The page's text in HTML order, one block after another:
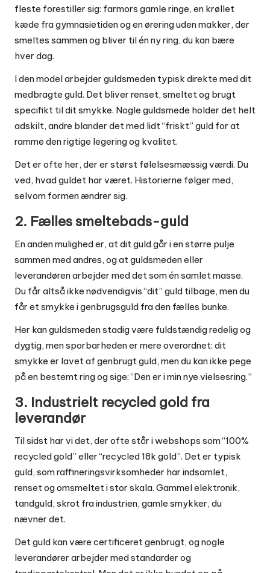
fleste forestiller sig: farmors gamle ringe, en krøllet
kæde fra gymnasietiden og en ørering uden makker, der
smeltes sammen og bliver til én ny ring, du kan bære
hver dag.
I den model arbejder guldsmeden typisk direkte med dit
medbragte guld. Det bliver renset, smeltet og brugt
specifikt til dit smykke. Nogle guldsmede holder det helt
adskilt, andre blander det med lidt “friskt” guld for at
ramme den rigtige legering og kvalitet.
Det er ofte her, der er størst følelsesmæssig værdi. Du
ved, hvad guldet har været. Historierne følger med,
selvom formen ændrer sig.
2. Fælles smeltebads-guld
En anden mulighed er, at dit guld går i en større pulje
sammen med andres, og at guldsmeden eller
leverandøren arbejder med det som én samlet masse.
Du får altså ikke nødvendigvis “dit” guld tilbage, men du
får et smykke i genbrugsguld fra den fælles bunke.
Her kan guldsmeden stadig være fuldstændig redelig og
dygtig, men sporbarheden er mere overordnet: dit
smykke er lavet af genbrugt guld, men du kan ikke pege
på en bestemt ring og sige: “Den er i min nye vielsesring.”
3. Industrielt recycled gold fra
leverandør
Til sidst har vi det, der ofte står i webshops som “100%
recycled gold” eller “recycled 18k gold”. Det er typisk
guld, som raffineringsvirksomheder har indsamlet,
renset og omsmeltet i stor skala. Gammel elektronik,
tandguld, skrot fra industrien, gamle smykker, du
nævner det.
Det guld kan være certificeret genbrugt, og nogle
leverandører arbejder med standarder og